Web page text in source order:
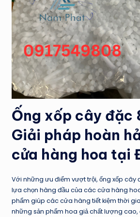
Ống xốp cây đặc
Giải pháp hoàn
cửa hàng hoa tại
Với những ưu điểm vượt trội, ống xốp cây
lựa chọn hàng đầu của các cửa hàng
phẩm giúp các cửa hàng tiết kiệm thời
những sản phẩm hoa giả chất lượng